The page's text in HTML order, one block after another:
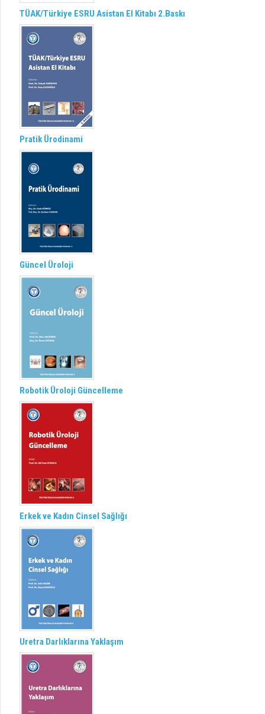
TÜAK/Türkiye ESRU Asistan El Kitabı 2.Baskı
Pratik Ürodinami
Güncel Üroloji
Robotik Üroloji Güncelleme
Erkek ve Kadın Cinsel Sağlığı
Uretra Darlıklarına Yaklaşım